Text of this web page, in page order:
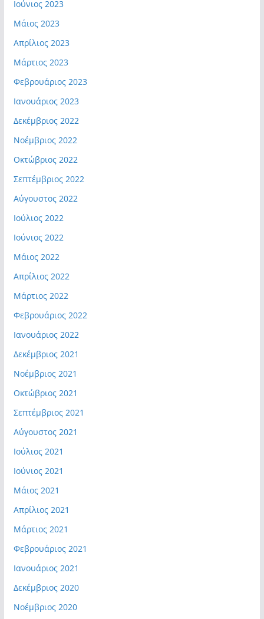
Ιούνιος 2023
Μάιος 2023
Απρίλιος 2023
Μάρτιος 2023
Φεβρουάριος 2023
Ιανουάριος 2023
Δεκέμβριος 2022
Νοέμβριος 2022
Οκτώβριος 2022
Σεπτέμβριος 2022
Αύγουστος 2022
Ιούλιος 2022
Ιούνιος 2022
Μάιος 2022
Απρίλιος 2022
Μάρτιος 2022
Φεβρουάριος 2022
Ιανουάριος 2022
Δεκέμβριος 2021
Νοέμβριος 2021
Οκτώβριος 2021
Σεπτέμβριος 2021
Αύγουστος 2021
Ιούλιος 2021
Ιούνιος 2021
Μάιος 2021
Απρίλιος 2021
Μάρτιος 2021
Φεβρουάριος 2021
Ιανουάριος 2021
Δεκέμβριος 2020
Νοέμβριος 2020